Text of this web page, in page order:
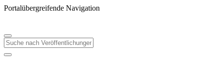
Portalübergreifende Navigation